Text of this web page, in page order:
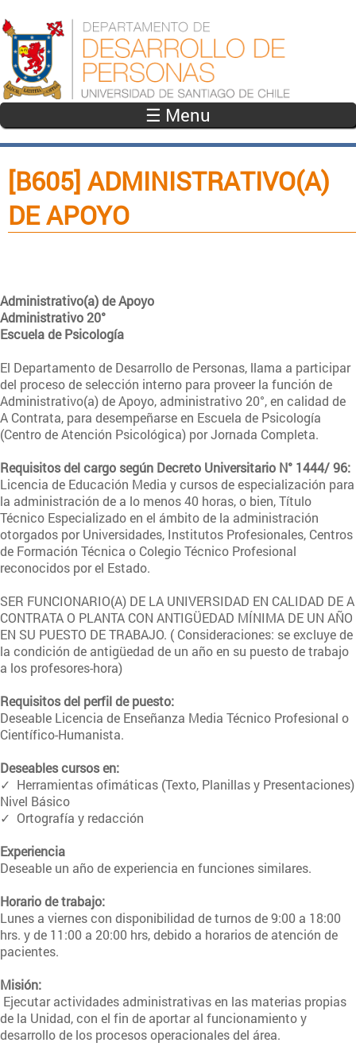
☰ Menu
[B605] ADMINISTRATIVO(A)
DE APOYO
Administrativo(a) de Apoyo
Administrativo 20°
Escuela de Psicología
El Departamento de Desarrollo de Personas, llama a participar
del proceso de selección interno para proveer la función de
Administrativo(a) de Apoyo, administrativo 20°, en calidad de
A Contrata, para desempeñarse en Escuela de Psicología
(Centro de Atención Psicológica) por Jornada Completa.
Requisitos del cargo según Decreto Universitario N° 1444/ 96:
Licencia de Educación Media y cursos de especialización para
la administración de a lo menos 40 horas, o bien, Título
Técnico Especializado en el ámbito de la administración
otorgados por Universidades, Institutos Profesionales, Centros
de Formación Técnica o Colegio Técnico Profesional
reconocidos por el Estado.
SER FUNCIONARIO(A) DE LA UNIVERSIDAD EN CALIDAD DE A
CONTRATA O PLANTA CON ANTIGÜEDAD MÍNIMA DE UN AÑO
EN SU PUESTO DE TRABAJO. ( Consideraciones: se excluye de
la condición de antigüedad de un año en su puesto de trabajo
a los profesores-hora)
Requisitos del perfil de puesto:
Deseable Licencia de Enseñanza Media Técnico Profesional o
Científico-Humanista.
Deseables cursos en:
✓ Herramientas ofimáticas (Texto, Planillas y Presentaciones)
Nivel Básico
✓ Ortografía y redacción
Experiencia
Deseable un año de experiencia en funciones similares.
Horario de trabajo:
Lunes a viernes con disponibilidad de turnos de 9:00 a 18:00
hrs. y de 11:00 a 20:00 hrs, debido a horarios de atención de
pacientes.
Misión:
Ejecutar actividades administrativas en las materias propias
de la Unidad, con el fin de aportar al funcionamiento y
desarrollo de los procesos operacionales del área.